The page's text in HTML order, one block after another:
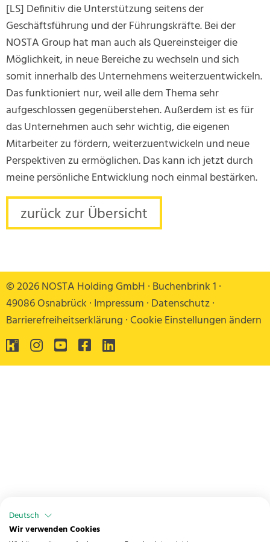
[LS] Definitiv die Unterstützung seitens der
Geschäftsführung und der Führungskräfte. Bei der
NOSTA Group hat man auch als Quereinsteiger die
Möglichkeit, in neue Bereiche zu wechseln und sich
somit innerhalb des Unternehmens weiterzuentwickeln.
Das funktioniert nur, weil alle dem Thema sehr
aufgeschlossen gegenüberstehen. Außerdem ist es für
das Unternehmen auch sehr wichtig, die eigenen
Mitarbeiter zu fördern, weiterzuentwickeln und neue
Perspektiven zu ermöglichen. Das kann ich jetzt durch
meine persönliche Entwicklung noch einmal bestärken.
zurück zur Übersicht
© 2026 NOSTA Holding GmbH · Buchenbrink 1 ·
49086 Osnabrück · Impressum · Datenschutz·
Barrierefreiheitserklärung · Cookie Einstellungen ändern
Deutsch
Wir verwenden Cookies